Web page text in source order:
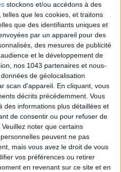
stockons et/ou accédons à des
que les cookies, et traitons
que des identifiants uniques et
par un appareil pour des
des mesures de publicité
et le développement de
nos 1043 partenaires et nous-
de géolocalisation
scan d'appareil. En cliquant, vous
décrits précédemment. Vous
des informations plus détaillées et
de consentir ou pour refuser de
Veuillez noter que certains
peuvent ne pas
mais vous avez le droit de vous
vos préférences ou retirer
en revenant sur ce site et en
notre newsletter
S'INSCRIRE